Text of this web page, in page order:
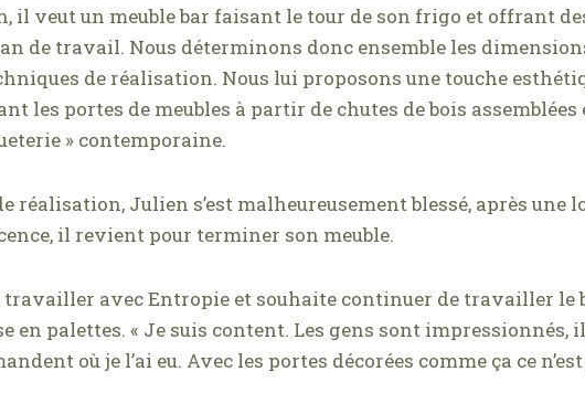
il veut un meuble bar faisant le tour de son frigo et offrant
de travail. Nous déterminons donc ensemble les
de réalisation. Nous lui proposons une touche
les portes de meubles à partir de chutes de bois assemblées
» contemporaine.
réalisation, Julien s’est malheureusement blessé, après une
il revient pour terminer son meuble.
travailler avec Entropie et souhaite continuer de travailler le
en palettes. « Je suis content. Les gens sont impressionnés,
où je l’ai eu. Avec les portes décorées comme ça ce